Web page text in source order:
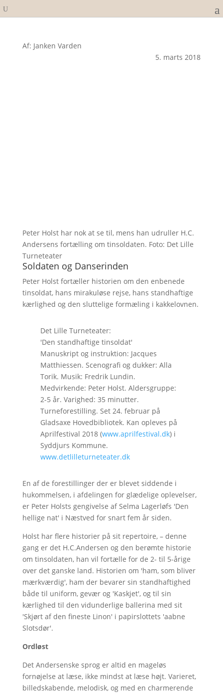
Af: Janken Varden
5. marts 2018
Peter Holst har nok at se til, mens han udruller H.C.
Andersens fortælling om tinsoldaten. Foto: Det Lille
Turneteater
Soldaten og Danserinden
Peter Holst fortæller historien om den enbenede
tinsoldat, hans mirakuløse rejse, hans standhaftige
kærlighed og den sluttelige formæling i kakkelovnen.
Det Lille Turneteater:
'Den standhaftige tinsoldat'
Manuskript og instruktion: Jacques
Matthiessen. Scenografi og dukker: Alla
Torik. Musik: Fredrik Lundin.
Medvirkende: Peter Holst. Aldersgruppe:
2-5 år. Varighed: 35 minutter.
Turneforestilling. Set 24. februar på
Gladsaxe Hovedbibliotek. Kan opleves på
Aprilfestival 2018 (www.aprilfestival.dk) i
Syddjurs Kommune.
www.detlilleturneteater.dk
En af de forestillinger der er blevet siddende i
hukommelsen, i afdelingen for glædelige oplevelser,
er Peter Holsts gengivelse af Selma Lagerløfs 'Den
hellige nat' i Næstved for snart fem år siden.
Holst har flere historier på sit repertoire, – denne
gang er det H.C.Andersen og den berømte historie
om tinsoldaten, han vil fortælle for de 2- til 5-årige
over det ganske land. Historien om 'ham, som bliver
mærkværdig', ham der bevarer sin standhaftighed
både til uniform, gevær og 'Kaskjet', og til sin
kærlighed til den vidunderlige ballerina med sit
'Skjørt af den fineste Linon' i papirslottets 'aabne
Slotsdør'.
Ordløst
Det Andersenske sprog er altid en mageløs
fornøjelse at læse, ikke mindst at læse højt. Varieret,
billedskabende, melodisk, og med en charmerende